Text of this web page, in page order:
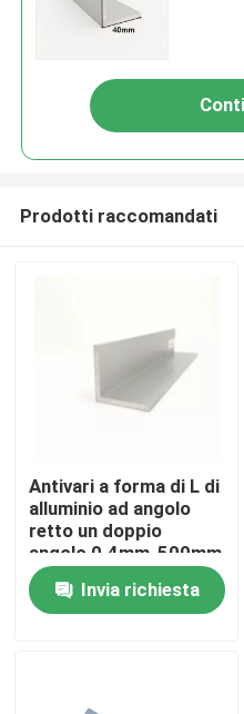
Casa
Prodotti raccomandati
Antivari a forma di L di
alluminio ad angolo
retto un doppio
angolo 0.4mm-500mm
di 6000 serie
Invia richiesta